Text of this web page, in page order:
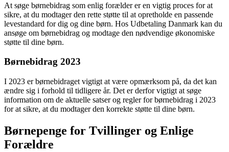
At søge børnebidrag som enlig forælder er en vigtig proces for at
sikre, at du modtager den rette støtte til at opretholde en passende
levestandard for dig og dine børn. Hos Udbetaling Danmark kan du
ansøge om børnebidrag og modtage den nødvendige økonomiske
støtte til dine børn.
Børnebidrag 2023
I 2023 er børnebidraget vigtigt at være opmærksom på, da det kan
ændre sig i forhold til tidligere år. Det er derfor vigtigt at søge
information om de aktuelle satser og regler for børnebidrag i 2023
for at sikre, at du modtager den korrekte støtte til dine børn.
Børnepenge for Tvillinger og Enlige
Forældre